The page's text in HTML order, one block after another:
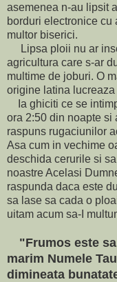
asemenea n-au lipsit
borduri electronice cu
multor biserici.
Lipsa ploii nu ar
agricultura care s-ar
multime de joburi. O
origine latina
Ia ghiciti ce se
ora 2:50 din noapte si
raspuns rugaciunilor
Asa cum in vechime
deschida cerurile si
noastre Acelasi
raspunda daca este
sa lase sa cada o
uitam acum sa-I
"Frumos este
marim Numele
dimineata